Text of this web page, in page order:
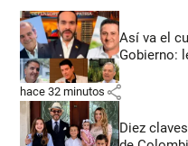
Así va el
Gobierno:
hace 32 minutos share
Diez